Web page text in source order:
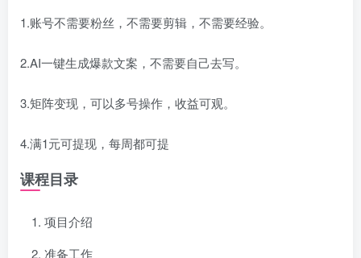
1.账号不需要粉丝，不需要剪辑，不需要经验。
2.AI一键生成爆款文案，不需要自己去写。
3.矩阵变现，可以多号操作，收益可观。
4.满1元可提现，每周都可提
课程目录
项目介绍
准备工作